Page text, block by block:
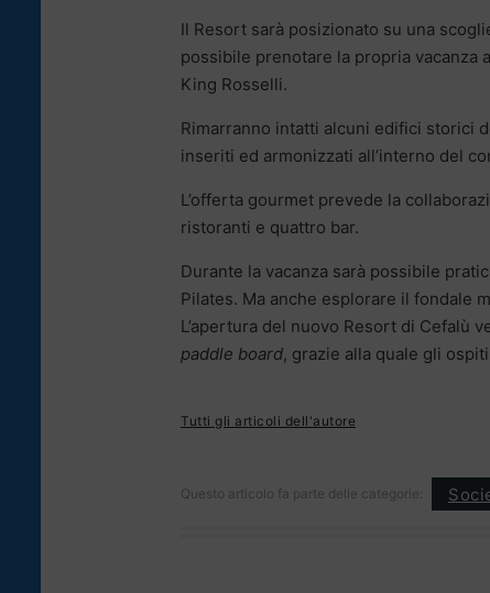
Il Resort sarà posizionato su una
possibile prenotare la propria vacanza
King Rosselli.
Rimarranno intatti alcuni edifici storici
inseriti ed armonizzati all’interno del
L’offerta gourmet prevede la
ristoranti e quattro bar.
Durante la vacanza sarà possibile
Pilates. Ma anche esplorare il fondale
L’apertura del nuovo Resort di Cefalù
paddle board, grazie alla quale gli
Tutti gli articoli dell'autore
Questo articolo fa parte delle categorie: